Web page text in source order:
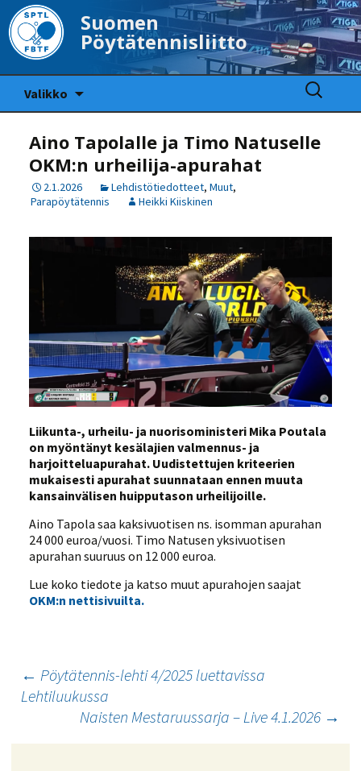
Suomen
Pöytätennisliitto
Valikko
Haku:
Aino Tapolalle ja Timo Natuselle
OKM:n urheilija-apurahat
2.1.2026 Lehdistötiedotteet, Muut,
Parapöytätennis
Heikki Kiiskinen
Liikunta-, urheilu- ja nuorisoministeri Mika Poutala
on myöntänyt kesälajien valmennus- ja
harjoitteluapurahat. Uudistettujen kriteerien
mukaisesti apurahat suunnataan ennen muuta
kansainvälisen huipputason urheilijoille.
Aino Tapola saa kaksivuotisen ns. isomman apurahan
24 000 euroa/vuosi. Timo Natusen yksivuotisen
apurahan suuruus on 12 000 euroa.
Lue koko tiedote ja katso muut apurahojen saajat
OKM:n nettisivuilta.
Artikkelien
selaus
← Pöytätennis-lehti 4/2025 luettavissa
Lehtiluukussa
Naisten Mestaruussarja – Live 4.1.2026 →